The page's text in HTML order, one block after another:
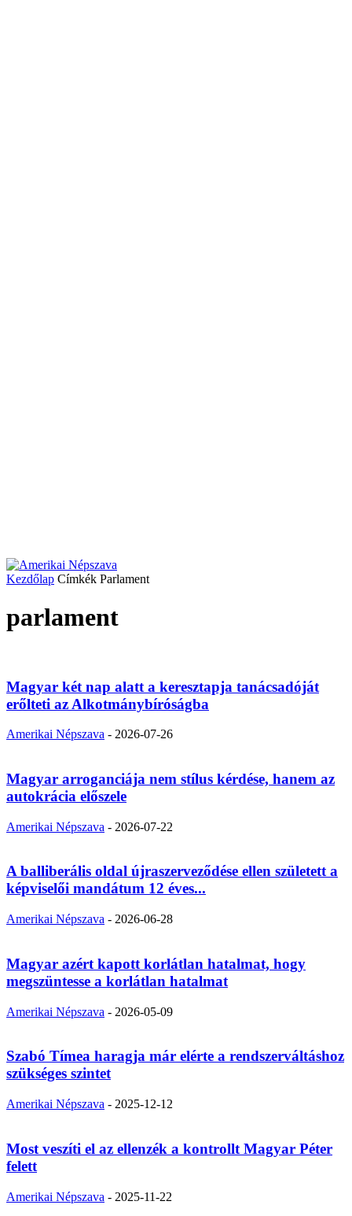
Kezdőlap Címkék Parlament
parlament
Magyar két nap alatt a keresztapja tanácsadóját
erőlteti az Alkotmánybíróságba
Amerikai Népszava - 2026-07-26
Magyar arroganciája nem stílus kérdése, hanem az
autokrácia előszele
Amerikai Népszava - 2026-07-22
A balliberális oldal újraszerveződése ellen született a
képviselői mandátum 12 éves...
Amerikai Népszava - 2026-06-28
Magyar azért kapott korlátlan hatalmat, hogy
megszüntesse a korlátlan hatalmat
Amerikai Népszava - 2026-05-09
Szabó Tímea haragja már elérte a rendszerváltáshoz
szükséges szintet
Amerikai Népszava - 2025-12-12
Most veszíti el az ellenzék a kontrollt Magyar Péter
felett
Amerikai Népszava - 2025-11-22